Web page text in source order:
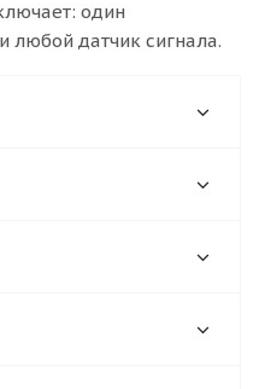
один
любой датчик сигнала.